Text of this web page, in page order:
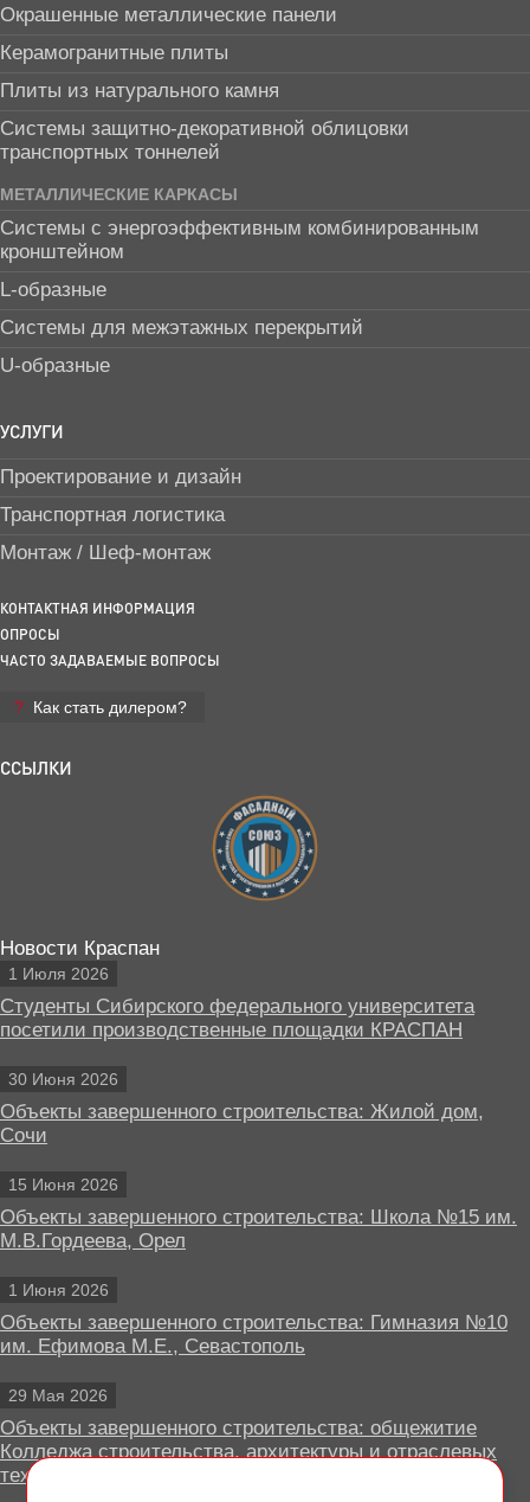
Окрашенные металлические панели
Керамогранитные плиты
Плиты из натурального камня
Системы защитно-декоративной облицовки
транспортных тоннелей
МЕТАЛЛИЧЕСКИЕ КАРКАСЫ
Системы с энергоэффективным комбинированным
кронштейном
L-образные
Системы для межэтажных перекрытий
U-образные
УСЛУГИ
Проектирование и дизайн
Транспортная логистика
Монтаж / Шеф-монтаж
КОНТАКТНАЯ ИНФОРМАЦИЯ
ОПРОСЫ
ЧАСТО ЗАДАВАЕМЫЕ ВОПРОСЫ
Как стать дилером?
ССЫЛКИ
Новости Краспан
1 Июля 2026
Студенты Сибирского федерального университета
посетили производственные площадки КРАСПАН
30 Июня 2026
Объекты завершенного строительства: Жилой дом,
Сочи
15 Июня 2026
Объекты завершенного строительства: Школа №15 им.
М.В.Гордеева, Орел
1 Июня 2026
Объекты завершенного строительства: Гимназия №10
им. Ефимова М.Е., Севастополь
29 Мая 2026
Объекты завершенного строительства: общежитие
Колледжа строительства, архитектуры и отраслевых
технологий, Липецк